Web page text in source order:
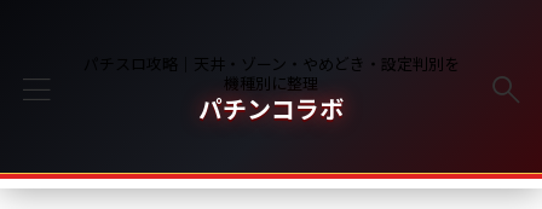
パチスロ攻略｜天井・ゾーン・やめどき・設定判別を
機種別に整理
パチンコラボ